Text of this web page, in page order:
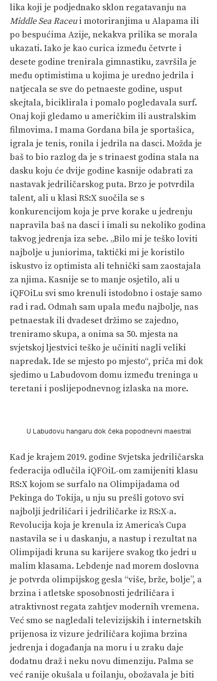
lika koji je podjednako sklon regatavanju na
Middle Sea Raceui motoriranjima u Alapama ili
po bespućima Azije, nekakva prilika se morala
ukazati. Iako je kao curica između četvrte i
desete godine trenirala gimnastiku, završila je
među optimistima u kojima je uredno jedrila i
natjecala se sve do petnaeste godine, usput
skejtala, biciklirala i pomalo pogledavala surf.
Onaj koji gledamo u američkim ili australskim
filmovima. I mama Gordana bila je sportašica,
igrala je tenis, ronila i jedrila na dasci. Možda je
baš to bio razlog da je s trinaest godina stala na
dasku koju će dvije godine kasnije odabrati za
nastavak jedriličarskog puta. Brzo je potvrdila
talent, ali u klasi RS:X suočila se s
konkurencijom koja je prve korake u jedrenju
napravila baš na dasci i imali su nekoliko godina
takvog jedrenja iza sebe. „Bilo mi je teško loviti
najbolje u juniorima, taktički mi je koristilo
iskustvo iz optimista ali tehnički sam zaostajala
za njima. Kasnije se to manje osjetilo, ali u
iQFOiLu svi smo krenuli istodobno i ostaje samo
rad i rad. Odmah sam upala među najbolje, nas
petnaestak ili dvadeset držimo se zajedno,
treniramo skupa, a onima sa 50. mjesta na
svjetskoj ljestvici teško je učiniti nagli veliki
napredak. Ide se mjesto po mjesto“, priča mi dok
sjedimo u Labudovom domu između treninga u
teretani i poslijepodnevnog izlaska na more.
U Labudovu hangaru dok čeka popodnevni maestral
Kad je krajem 2019. godine Svjetska jedriličarska
federacija odlučila iQFOiL-om zamijeniti klasu
RS:X kojom se surfalo na Olimpijadama od
Pekinga do Tokija, u nju su prešli gotovo svi
najbolji jedriličari i jedriličarke iz RS:X-a.
Revolucija koja je krenula iz America’s Cupa
nastavila se i u daskanju, a nastup i rezultat na
Olimpijadi kruna su karijere svakog tko jedri u
malim klasama. Lebdenje nad morem doslovna
je potvrda olimpijskog gesla “više, brže, bolje”, a
brzina i atletske sposobnosti jedriličara i
atraktivnost regata zahtjev modernih vremena.
Već smo se nagledali televizijskih i internetskih
prijenosa iz vizure jedriličara kojima brzina
jedrenja i događanja na moru i u zraku daje
dodatnu draž i neku novu dimenziju. Palma se
već ranije okušala u foilanju, obožavala je biti